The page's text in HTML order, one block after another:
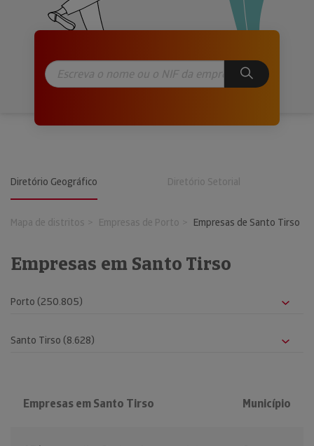
Diretório Geográfico Diretório Setorial
Mapa de distritos Empresas de Porto Empresas de Santo Tirso
Empresas em Santo Tirso
Empresas em Santo Tirso Município